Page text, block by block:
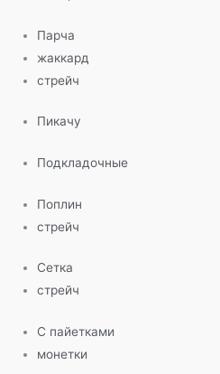
Парча
жаккард
стрейч
Пикачу
Подкладочные
Поплин
стрейч
Сетка
стрейч
С пайетками
монетки